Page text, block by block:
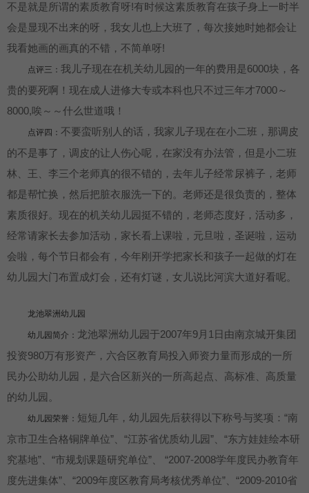
不是就是所谓的素质教育呀!有时候这素质教育在孩子身上一时半
会是显现不出来的呀，我女儿也上大班了，每次接她时她都会让
我看她画的画真的不错，不简单呀!
点评三： 我儿子现在在机关幼儿园的一年的费用是6000块，各
贵的要死啊！现在成人进修大专或本科也只不过三年才7000～
8000,唉～～什么世道哦！
点评四： 不要蛮听别人的话，我家儿子现在在小二班，那调皮
的不是事了，调皮的让人伤心呢，在家没有办法管，但是小二班
林、王、李三个老师真的很不错的，去年儿子经常尿裤子，老师
都是帮忙换，然后把脏衣服洗一下的。老师还是很负责的，整体
素质很好。现在的机关幼儿园挺不错的，老师态度好，活动多，
经常请家长去参加活动，家长看上课啦，元旦啦，圣诞啦，运动
会啦，每个节日都会有，今年刚开学把家长和孩子一起做的灯在
幼儿园大门布置成灯会，还有灯谜，女儿说比河滨大道好看呢。
龙池翠洲幼儿园
幼儿园简介： 龙池翠洲幼儿园于2007年9月1日由南京城开集团
投资980万有形资产，六合区教育局投入师资力量而形成的一所
民办公助幼儿园，是六合区新兴的一所高起点、高标准、高质量
的幼儿园。
幼儿园荣誉： 短短几年，幼儿园先后获得以下称号与奖项：“南
京市卫生合格铜牌单位”、“江苏省优质幼儿园”、“东方娃娃绘本研
究基地”、“市规划课题研究单位”、 “2007-2008学年度民办教育年
度先进集体”、“2009年度区教育局考核优秀单位”、“2009-2010省